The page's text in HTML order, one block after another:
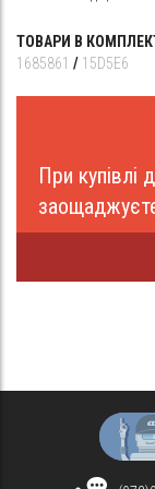
ТОВАРИ В
1685861 / 15D5E6
При купівлі